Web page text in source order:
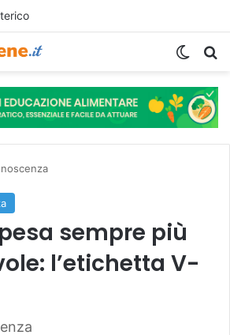
sempre più
l’etichetta V-